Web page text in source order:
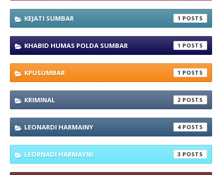
KEJATI SUMBAR 1
KHABID HUMAS POLDA SUMBAR 1
KPUSUMBAR 1
KRIMINAL 2
LEONARDI HARMAINY 4
LEORNADI HARMAYNI 3